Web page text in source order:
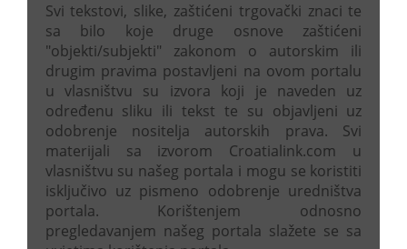
Svi tekstovi, slike, zaštićeni trgovački znaci te
sa bilo koje druge osnove zaštićeni
"objekti/subjekti" zakonom o autorskim ili
drugim pravima postavljeni na ovom portalu
u vlasništvu su izvora koji je naveden uz
određenu sliku ili tekst te su objavljeni uz
odobrenje nositelja autorskih prava. Svi
materijali sa izvorom Croatialink.com u
vlasništvu su našeg portala i mogu se koristiti
isključivo uz pismeno odobrenje uredništva
portala. Korištenjem odnosno
pregledavanjem našeg portala slažete se sa